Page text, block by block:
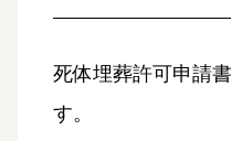
死体埋葬許可申請
す。